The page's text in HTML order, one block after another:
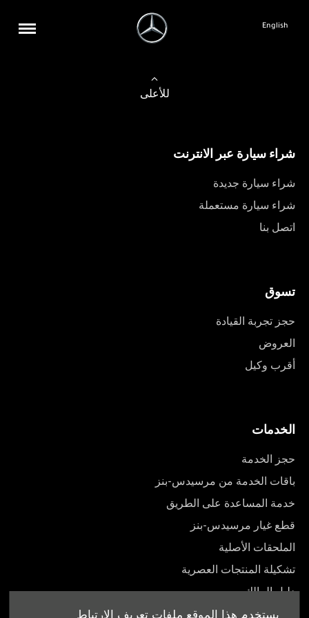
يستخدم هذا الموقع ملفات تعريف الارتباط
English
للأعلى
شراء سيارة عبر الانترنت
شراء سيارة جديدة
شراء سيارة مستعملة
اتصل بنا
تسوق
حجز تجربة القيادة
العروض
أقرب وكيل
الخدمات
حجز الخدمة
باقات الخدمة من مرسيدس-بنز
خدمة المساعدة على الطريق
قطع غيار مرسيدس-بنز
الملحقات الأصلية
تشكيلة المنتجات العصرية
دليل المالك